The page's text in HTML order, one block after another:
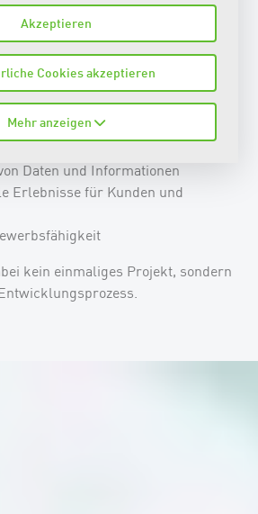
Akzeptieren
Cookies akzeptieren
Mehr anzeigen
an Effizienz,
machen
zentralen Erfolgsfaktor.
sind:
Prozesse
Daten und Informationen
Erlebnisse für Kunden und
kein einmaliges Projekt, sondern